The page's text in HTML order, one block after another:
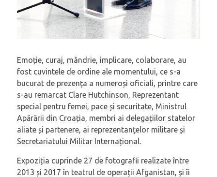
Emoție, curaj, mândrie, implicare, colaborare, au
fost cuvintele de ordine ale momentului, ce s-a
bucurat de prezența a numeroși oficiali, printre care
s-au remarcat Clare Hutchinson, Reprezentant
special pentru femei, pace și securitate, Ministrul
Apărării din Croația, membri ai delegațiilor statelor
aliate și partenere, ai reprezentanțelor militare și
Secretariatului Militar Internațional.
Expoziția cuprinde 27 de fotografii realizate între
2013 și 2017 în teatrul de operații Afganistan, și îi